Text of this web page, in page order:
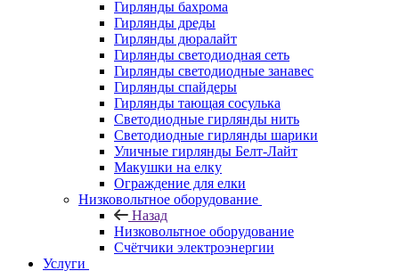
Гирлянды бахрома
Гирлянды дреды
Гирлянды дюралайт
Гирлянды светодиодная сеть
Гирлянды светодиодные занавес
Гирлянды спайдеры
Гирлянды тающая сосулька
Светодиодные гирлянды нить
Светодиодные гирлянды шарики
Уличные гирлянды Белт-Лайт
Макушки на елку
Ограждение для елки
Низковольтное оборудование
Назад
Низковольтное оборудование
Счётчики электроэнергии
Услуги